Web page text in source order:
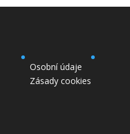
Osobní údaje
Zásady cookies